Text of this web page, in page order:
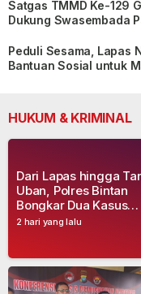
Satgas TMMD Ke-129
Dukung Swasembada
Peduli Sesama, Lapas
Bantuan Sosial untuk
HUKUM & KRIMINAL
2 hari yang lalu
Dari Lapas hingga
Uban, Polres Bintan
Bongkar Dua Kasus
Narkoba, Empat